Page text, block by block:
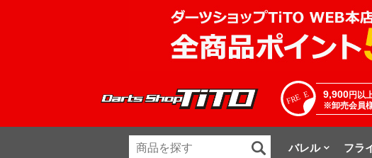
9,900円以
※卸売会員
バレル フラ